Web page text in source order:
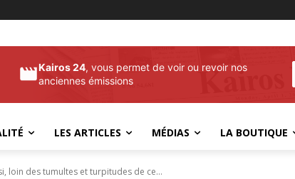
Kairos 24, vous permet de voir ou revoir nos
anciennes émissions
LES ARTICLES MÉDIAS LA BOUTIQUE
loin des tumultes et turpitudes de ce...